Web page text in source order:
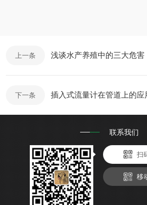
上一条 浅谈水产养殖中的三大危害
下一条 插入式流量计在管道上的应
联系我们
扫
移